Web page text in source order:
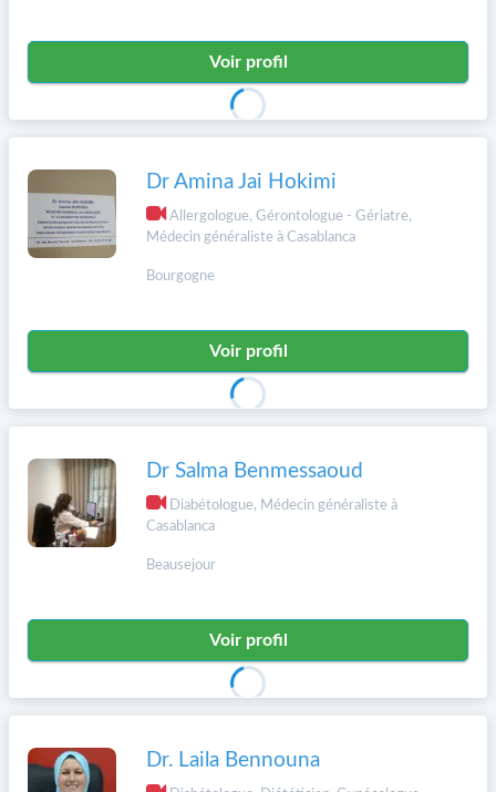
Voir profil
Dr Amina Jai Hokimi
Allergologue, Gérontologue - Gériatre,
Médecin généraliste à Casablanca
Bourgogne
Voir profil
Dr Salma Benmessaoud
Diabétologue, Médecin généraliste à
Casablanca
Beausejour
Voir profil
Dr. Laila Bennouna